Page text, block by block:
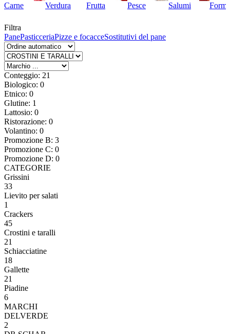
Carne Verdura Frutta Pesce Salumi
Filtra
PanePasticceriaPizze e focacceSostitutivi del pane
Conteggio: 21
Biologico: 0
Etnico: 0
Glutine: 1
Lattosio: 0
Ristorazione: 0
Volantino: 0
Promozione B: 3
Promozione C: 0
Promozione D: 0
CATEGORIE
Grissini
33
Lievito per salati
1
Crackers
45
Crostini e taralli
21
Schiacciatine
18
Gallette
21
Piadine
6
MARCHI
DELVERDE
2